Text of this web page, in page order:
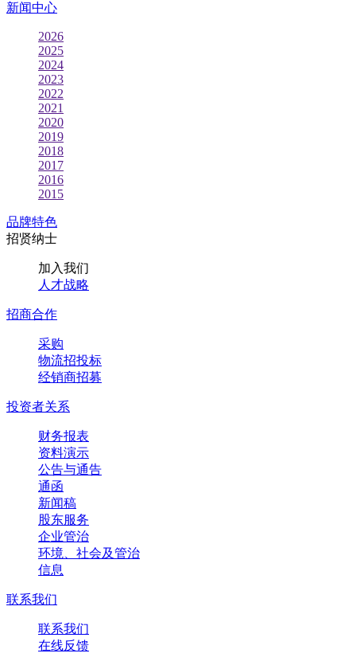
新闻中心
2026
2025
2024
2023
2022
2021
2020
2019
2018
2017
2016
2015
品牌特色
招贤纳士
加入我们
人才战略
招商合作
采购
物流招投标
经销商招募
投资者关系
财务报表
资料演示
公告与通告
通函
新闻稿
股东服务
企业管治
环境、社会及管治
信息
联系我们
联系我们
在线反馈